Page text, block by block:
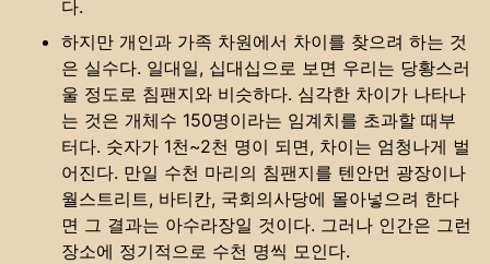
다.
하지만 개인과 가족 차원에서 차이를 찾으려 하는 것
은 실수다. 일대일, 십대십으로 보면 우리는 당황스러
울 정도로 침팬지와 비슷하다. 심각한 차이가 나타나
는 것은 개체수 150명이라는 임계치를 초과할 때부
터다. 숫자가 1천~2천 명이 되면, 차이는 엄청나게 벌
어진다. 만일 수천 마리의 침팬지를 텐안먼 광장이나
월스트리트, 바티칸, 국회의사당에 몰아넣으려 한다
면 그 결과는 아수라장일 것이다. 그러나 인간은 그런
장소에 정기적으로 수천 명씩 모인다.